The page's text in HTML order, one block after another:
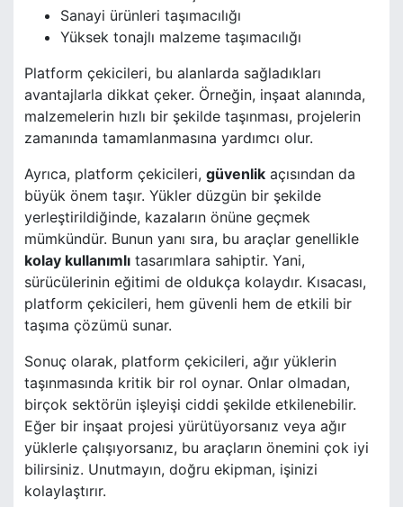
Sanayi ürünleri taşımacılığı
Yüksek tonajlı malzeme taşımacılığı
Platform çekicileri, bu alanlarda sağladıkları
avantajlarla dikkat çeker. Örneğin, inşaat alanında,
malzemelerin hızlı bir şekilde taşınması, projelerin
zamanında tamamlanmasına yardımcı olur.
Ayrıca, platform çekicileri, güvenlik açısından da
büyük önem taşır. Yükler düzgün bir şekilde
yerleştirildiğinde, kazaların önüne geçmek
mümkündür. Bunun yanı sıra, bu araçlar genellikle
kolay kullanımlı tasarımlara sahiptir. Yani,
sürücülerinin eğitimi de oldukça kolaydır. Kısacası,
platform çekicileri, hem güvenli hem de etkili bir
taşıma çözümü sunar.
Sonuç olarak, platform çekicileri, ağır yüklerin
taşınmasında kritik bir rol oynar. Onlar olmadan,
birçok sektörün işleyişi ciddi şekilde etkilenebilir.
Eğer bir inşaat projesi yürütüyorsanız veya ağır
yüklerle çalışıyorsanız, bu araçların önemini çok iyi
bilirsiniz. Unutmayın, doğru ekipman, işinizi
kolaylaştırır.